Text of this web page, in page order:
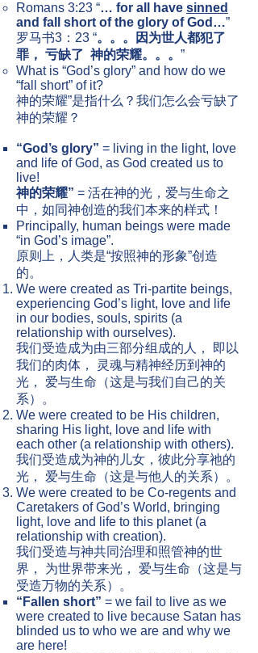
Romans 3:23 “… for all have sinned
and fall short of the glory of God…”
罗马书​3：23 “。。。因为世人都犯了
罪， 亏缺了 神的荣耀。。。 ”
What is “God’s glory” and how do we
“fall short” of it?
神的荣耀”是指什么？我们怎么会亏缺了
神的荣耀？
“God’s glory” = living in the light, love
and life of God, as God created us to
live!
神的荣耀” = 活在神的光，爱与生命之
中，如同神创造的我们本来的样式！
Principally, human beings were made
“in God’s image”.
​原则上，人类是“按照神的形象”创造
的。
We were created as Tri-partite beings,
experiencing God’s light, love and life
in our bodies, souls, spirits (a
relationship with ourselves).
我们受造成为由三部分组成的人， 即以
我们的肉体， 灵魂与精神经历到神的
光， 爱与生命（这是与我们自己的关
系）。
We were created to be His children,
sharing His light, love and life with
each other (a relationship with others).
我们受造成为神的儿女，彼此分享祂的
光， 爱与生命（这是与他人的关系）。
We were created to be Co-regents and
Caretakers of God’s World, bringing
light, love and life to this planet (a
relationship with creation).
我们受造与神共同治理和照管神的世
界， 为世界带来光， 爱与生命（这是与
受造万物的关系）。
“Fallen short” = we fail to live as we
were created to live because Satan has
blinded us to who we are and why we
are here!